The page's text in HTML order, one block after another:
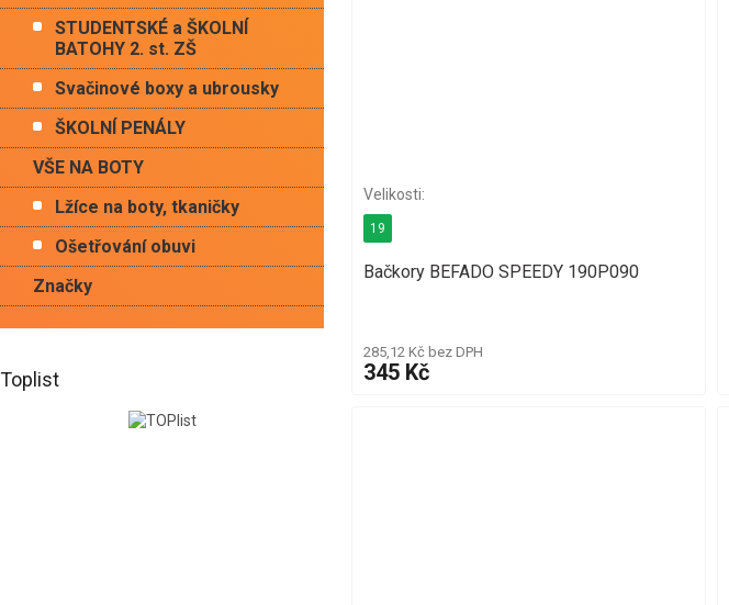
STUDENTSKÉ a ŠKOLNÍ
BATOHY 2. st. ZŠ
Svačinové boxy a ubrousky
ŠKOLNÍ PENÁLY
VŠE NA BOTY
Lžíce na boty, tkaničky
Ošetřování obuvi
Značky
Toplist
Bačkory BEFADO SPEEDY 190P090
285,12 Kč bez DPH
345 Kč
19